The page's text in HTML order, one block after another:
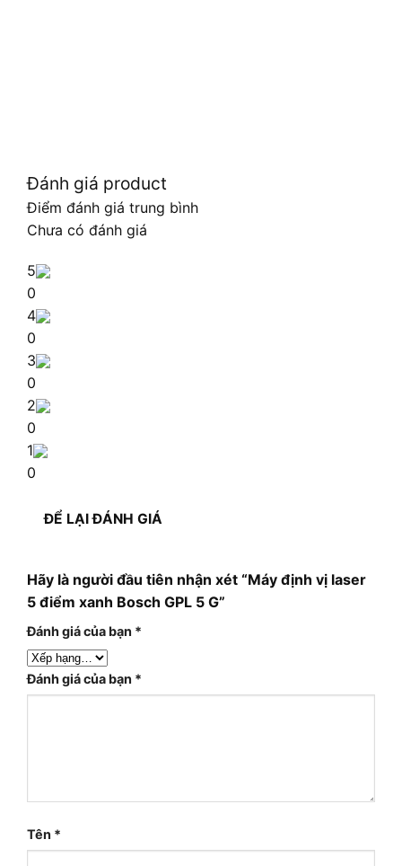
Đánh giá product
Điểm đánh giá trung bình
Chưa có đánh giá
5
0
4
0
3
0
2
0
1
0
ĐỂ LẠI ĐÁNH GIÁ
Hãy là người đầu tiên nhận xét “Máy định vị laser
5 điểm xanh Bosch GPL 5 G”
Đánh giá của bạn *
Đánh giá của bạn *
Tên *